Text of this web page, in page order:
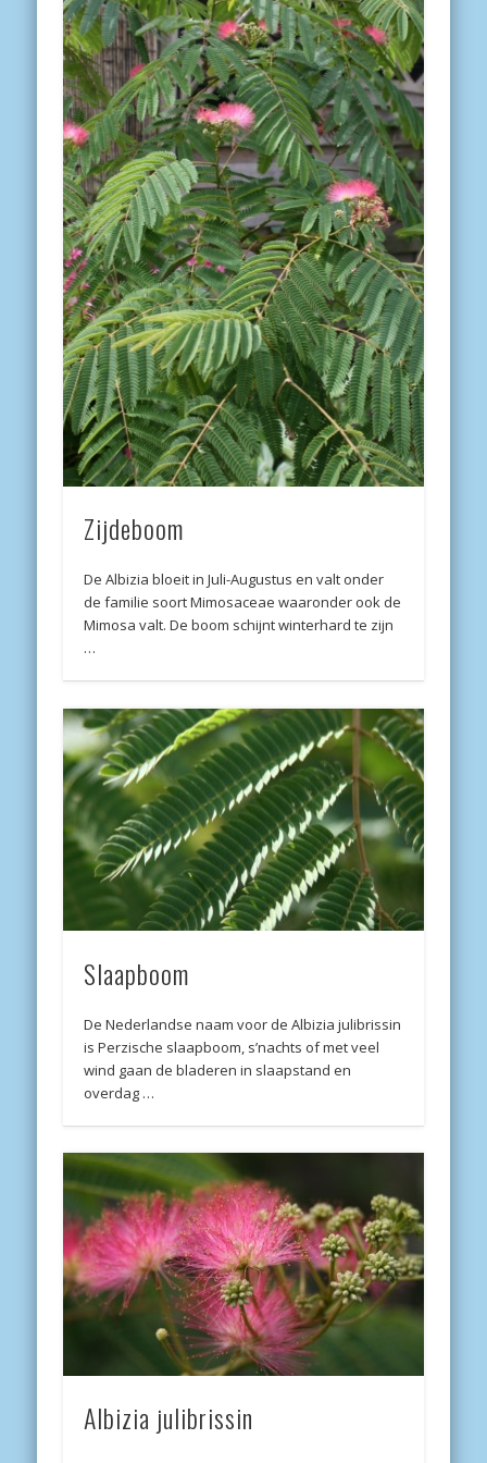
Zijdeboom
De Albizia bloeit in Juli-Augustus en valt onder
de familie soort Mimosaceae waaronder ook de
Mimosa valt. De boom schijnt winterhard te zijn
…
Slaapboom
De Nederlandse naam voor de Albizia julibrissin
is Perzische slaapboom, s’nachts of met veel
wind gaan de bladeren in slaapstand en
overdag …
Albizia julibrissin